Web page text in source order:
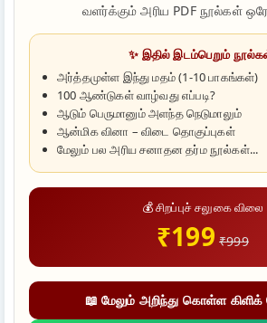
வளர்க்கும் அரிய PDF நூல்கள்
✨ இதில் இடம்பெறும்
அர்த்தமுள்ள இந்து மதம் (1-10 பாகங்கள்)
100 ஆண்டுகள் வாழ்வது எப்படி?
ஆடும் பெருமானும் அளந்த நெடுமாலும்
ஆன்மிக வினா – விடை தொகுப்புகள்
மேலும் பல அரிய சனாதன தர்ம நூல்கள்...
💰 சிறப்புச் சலுகை விலை
₹199 ₹999
📖 மேலும் அறிந்து கொள்ள